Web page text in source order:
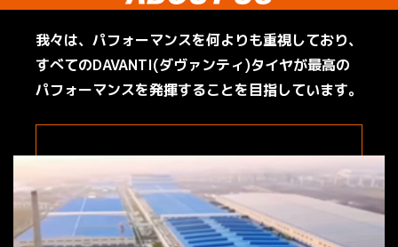
我々は、パフォーマンスを何よりも重視しており、
すべてのDAVANTI(ダヴァンティ)タイヤが最高の
パフォーマンスを発揮することを目指しています。